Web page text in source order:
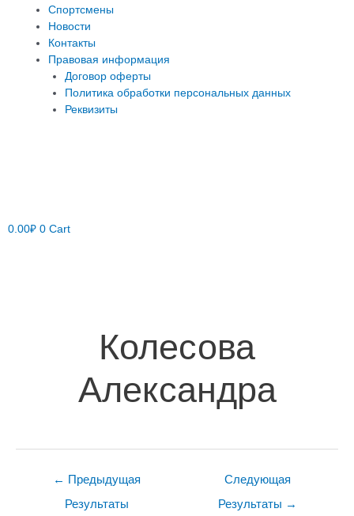
Спортсмены
Новости
Контакты
Правовая информация
Договор оферты
Политика обработки персональных данных
Реквизиты
0.00₽ 0 Cart
Колесова
Александра
← Предыдущая
Результаты
Следующая
Результаты →